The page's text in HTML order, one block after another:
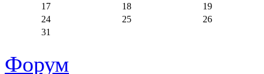
17
18
19
24
25
26
31
Форум